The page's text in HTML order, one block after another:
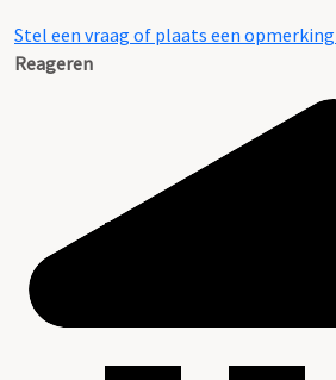
Stel een vraag of plaats een
Reageren